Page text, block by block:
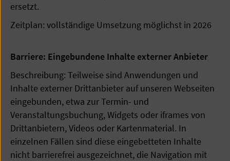
ersetzt.
Zeitplan: vollständige Umsetzung möglichst in 2026
Barriere: Eingebundene Inhalte externer Anbieter
Beschreibung: Teilweise sind Anwendungen und
Inhalte externer Drittanbieter auf unseren Webseiten
eingebunden, etwa zur Termin- und
Veranstaltungsbuchung, Widgets oder iframes von
Drittanbietern, Videos oder Kartenmaterial. In
einzelnen Fällen sind diese eingebetteten Inhalte
nicht barrierefrei ausgezeichnet, die Navigation mit